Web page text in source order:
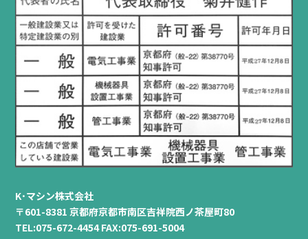
K･マシン株式会社
〒601-8381 京都府京都市南区吉祥院西ノ茶屋町80
TEL:075-672-4454 FAX:075-691-5004